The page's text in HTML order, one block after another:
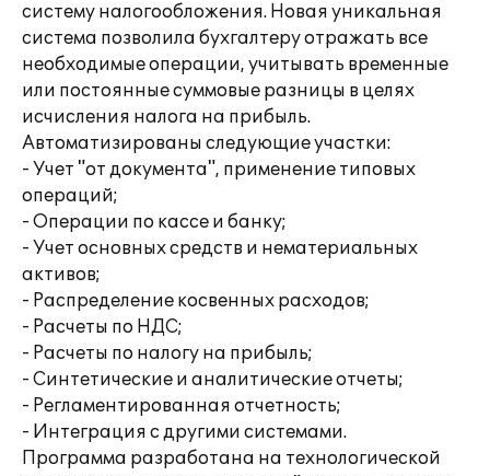
систему налогообложения. Новая уникальная
система позволила бухгалтеру отражать все
необходимые операции, учитывать временные
или постоянные суммовые разницы в целях
исчисления налога на прибыль.
Автоматизированы следующие участки:
- Учет "от документа", применение типовых
операций;
- Операции по кассе и банку;
- Учет основных средств и нематериальных
активов;
- Распределение косвенных расходов;
- Расчеты по НДС;
- Расчеты по налогу на прибыль;
- Синтетические и аналитические отчеты;
- Регламентированная отчетность;
- Интеграция с другими системами.
Программа разработана на технологической